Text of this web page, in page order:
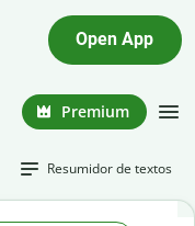
Open App
Premium
Resumidor de textos